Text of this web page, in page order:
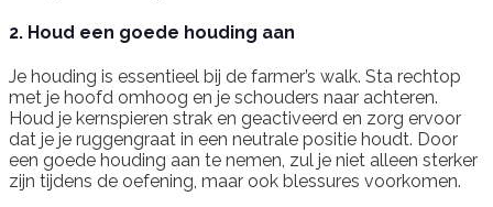
2. Houd een goede houding aan
Je houding is essentieel bij de farmer’s walk. Sta rechtop
met je hoofd omhoog en je schouders naar achteren.
Houd je kernspieren strak en geactiveerd en zorg ervoor
dat je je ruggengraat in een neutrale positie houdt. Door
een goede houding aan te nemen, zul je niet alleen sterker
zijn tijdens de oefening, maar ook blessures voorkomen.